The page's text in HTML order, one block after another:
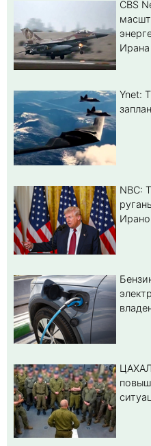
CBS
Ирана
Ynet:
NBC: